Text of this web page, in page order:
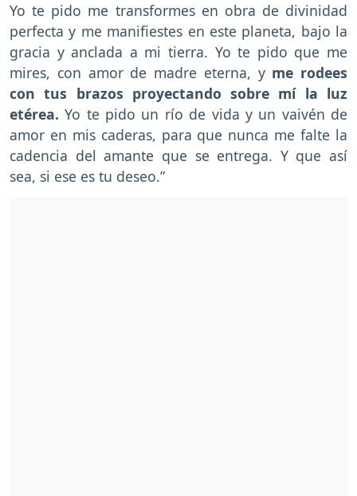
Yo te pido me transformes en obra de divinidad
perfecta y me manifiestes en este planeta, bajo la
gracia y anclada a mi tierra. Yo te pido que me
mires, con amor de madre eterna, yme rodees
con tus brazos proyectando sobre mí la luz
etérea. Yo te pido un río de vida y un vaivén de
amor en mis caderas, para que nunca me falte la
cadencia del amante que se entrega. Y que así
sea, si ese es tu deseo.”